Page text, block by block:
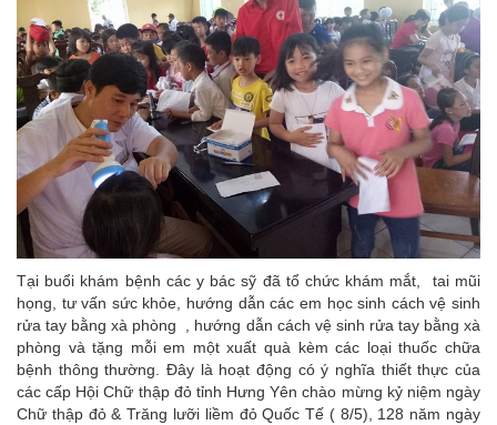
Tại buổi khám bệnh các y bác sỹ đã tổ chức khám mắt, tai mũi
họng, tư vấn sức khỏe, hướng dẫn các em học sinh cách vệ sinh
rửa tay bằng xà phòng , hướng dẫn cách vệ sinh rửa tay bằng xà
phòng và tặng mỗi em một xuất quà kèm các loại thuốc chữa
bệnh thông thường. Đây là hoạt động có ý nghĩa thiết thực của
các cấp Hội Chữ thập đỏ tỉnh Hưng Yên chào mừng kỷ niệm ngày
Chữ thập đỏ & Trăng lưỡi liềm đỏ Quốc Tế ( 8/5), 128 năm ngày